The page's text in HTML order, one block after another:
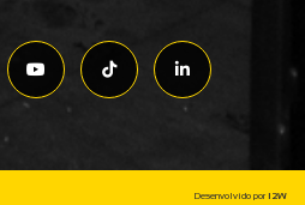
Desenvolvido por I2W